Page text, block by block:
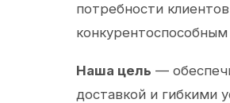
потребности
Наша цель —
доставкой и гибкими